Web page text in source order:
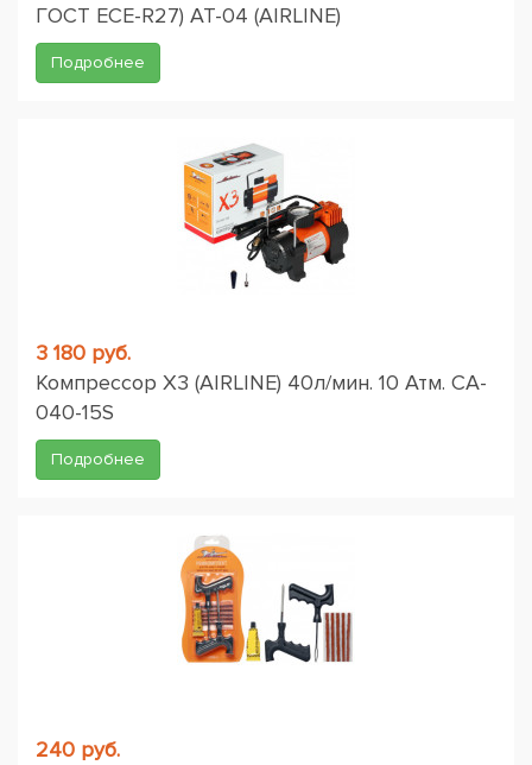
ГОСТ ЕСЕ-R27) AT-04 (AIRLINE)
Подробнее
3 180 руб.
Компрессор X3 (AIRLINE) 40л/мин. 10 Атм. CA-
040-15S
Подробнее
240 руб.